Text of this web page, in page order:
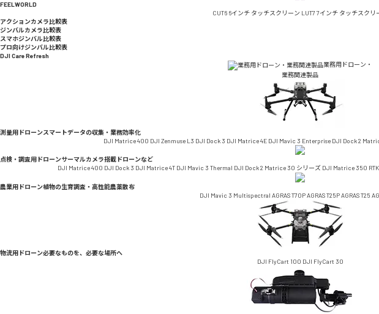
FEELWORLD
CUT6 6インチ タッチスクリーン LUT7 7インチ タッチスクリ
アクションカメラ比較表
ジンバルカメラ比較表
スマホジンバル比較表
プロ向けジンバル比較表
DJI Care Refresh
業務用ドローン・
業務関連製品
測量用ドローンスマートデータの収集・業務効率化
DJI Matrice 400 DJI Zenmuse L3 DJI Dock 3 DJI Matrice 4E DJI Mavic 3 Enterprise DJI Dock 2
点検・調査用ドローンサーマルカメラ搭載ドローンなど
DJI Matrice 400 DJI Dock 3 DJI Matrice 4T DJI Mavic 3 Thermal DJI Dock 2 Matrice 30 シリーズ DJI Matrice 350 RTK
農業用ドローン植物の生育調査・高性能農薬散布
DJI Mavic 3 Multispectral AGRAS T70P AGRAS T25P AGRAS T25
物流用ドローン必要なものを、必要な場所へ
DJI FlyCart 100 DJI FlyCart 30